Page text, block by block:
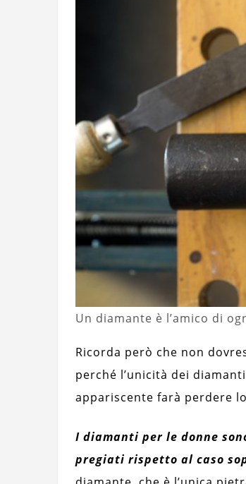
Un diamante è l’amico di
Ricorda però che non
perché l’unicità dei
appariscente farà perdere
I diamanti per le donne
pregiati rispetto al caso